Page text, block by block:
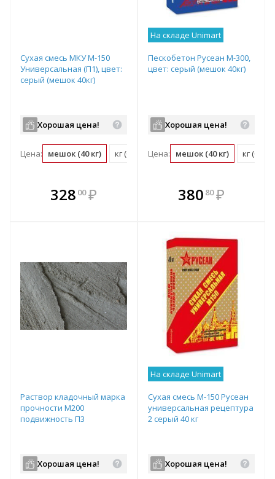
Сухая смесь МКУ М-150
Универсальная (П1), цвет:
серый (мешок 40кг)
Хорошая цена!
Цена: мешок (40 кг) кг (0.03 мешок)
328 00 ₽
В комплекте
всегда выгоднее!
На складе Unimart
Пескобетон Русеан М-300,
цвет: серый (мешок 40кг)
Хорошая цена!
Цена: мешок (40 кг) кг (0.03
В комплекте
всегда выгоднее!
380 80 ₽
Раствор кладочный марка
прочности М200
подвижность П3
Хорошая цена!
На складе Unimart
Сухая смесь М-150 Русеан
универсальная рецептура
2 серый 40 кг
Хорошая цена!